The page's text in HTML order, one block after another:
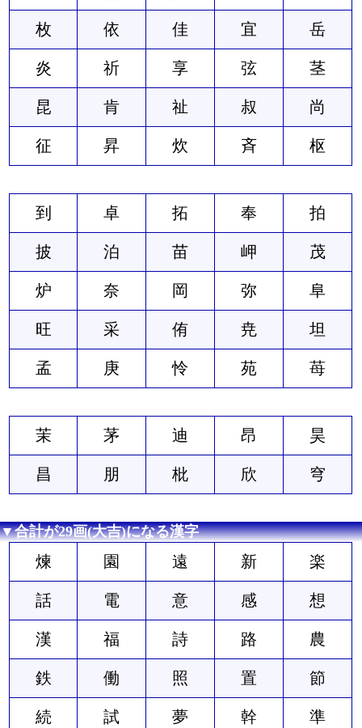
枚 依 佳 宜 岳
炎 祈 享 弦 茎
昆 肯 祉 叔 尚
征 昇 炊 斉 枢
到 卓 拓 奉 拍
披 泊 苗 岬 茂
炉 奈 岡 弥 阜
旺 采 侑 尭 坦
孟 庚 怜 苑 苺
茉 茅 迪 昂 昊
昌 朋 枇 欣 穹
▼合計が29画(大吉)になる漢字
煉 園 遠 新 楽
話 電 意 感 想
漢 福 詩 路 農
鉄 働 照 置 節
続 試 夢 幹 準